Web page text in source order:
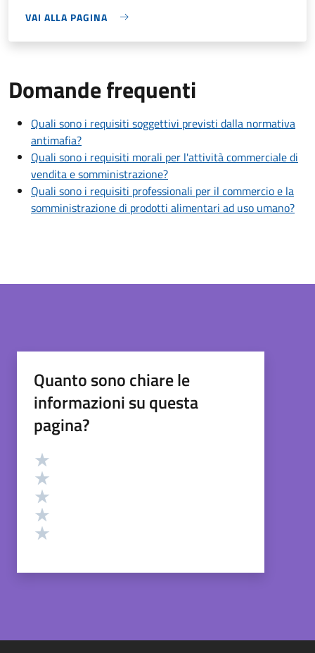
VAI ALLA PAGINA
Domande frequenti
Quali sono i requisiti soggettivi previsti dalla normativa
antimafia?
Quali sono i requisiti morali per l'attività commerciale di
vendita e somministrazione?
Quali sono i requisiti professionali per il commercio e la
somministrazione di prodotti alimentari ad uso umano?
Quanto sono chiare le
informazioni su questa
pagina?
Valutazione